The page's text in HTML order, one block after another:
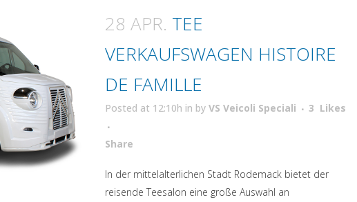
28 APR. TEE
VERKAUFSWAGEN HISTOIRE
DE FAMILLE
Posted at 12:10h in by VS Veicoli Speciali 3 Likes
ShareAttiva comando
In der mittelalterlichen Stadt Rodemack bietet der
reisende Teesalon eine große Auswahl an